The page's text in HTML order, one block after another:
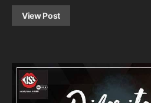
View Post